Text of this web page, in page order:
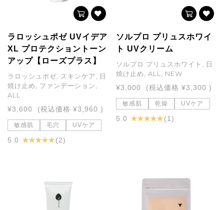
ラロッシュポゼ UVイデア
XL プロテクショントーン
アップ【ローズプラス】
ラロッシュポゼ, スキンケア, 日
焼け止め, ファンデーション,
ALL
¥3,600
(税込価格 ¥3,960 )
敏感肌 毛穴 UVケア
5.0 ★ ★ ★ ★ ★(2)
ソルプロ プリュスホワイ
ト UVクリーム
ソルプロ プリュスホワイト, 日
焼け止め, ALL, NEW
¥3,000
(税込価格 ¥3,300 )
敏感肌 乾燥 UVケア
5.0 ★ ★ ★ ★ ★ (1)